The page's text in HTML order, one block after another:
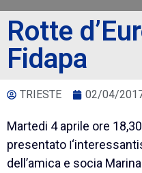
Rotte
Fidapa
TRIESTE 02/04/
Martedi 4 aprile ore
presentato l
dell’amica e socia